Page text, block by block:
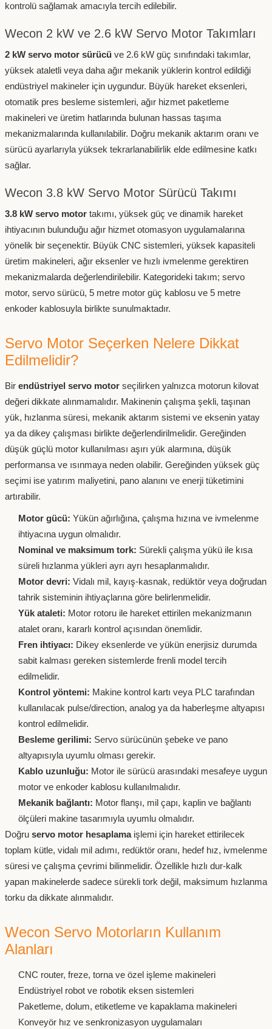
kontrolü sağlamak amacıyla tercih edilebilir.
Wecon 2 kW ve 2.6 kW Servo Motor Takımları
2 kW servo motor sürücü ve 2.6 kW güç sınıfındaki takımlar,
yüksek ataletli veya daha ağır mekanik yüklerin kontrol edildiği
endüstriyel makineler için uygundur. Büyük hareket eksenleri,
otomatik pres besleme sistemleri, ağır hizmet paketleme
makineleri ve üretim hatlarında bulunan hassas taşıma
mekanizmalarında kullanılabilir. Doğru mekanik aktarım oranı ve
sürücü ayarlarıyla yüksek tekrarlanabilirlik elde edilmesine katkı
sağlar.
Wecon 3.8 kW Servo Motor Sürücü Takımı
3.8 kW servo motor takımı, yüksek güç ve dinamik hareket
ihtiyacının bulunduğu ağır hizmet otomasyon uygulamalarına
yönelik bir seçenektir. Büyük CNC sistemleri, yüksek kapasiteli
üretim makineleri, ağır eksenler ve hızlı ivmelenme gerektiren
mekanizmalarda değerlendirilebilir. Kategorideki takım; servo
motor, servo sürücü, 5 metre motor güç kablosu ve 5 metre
enkoder kablosuyla birlikte sunulmaktadır.
Servo Motor Seçerken Nelere Dikkat
Edilmelidir?
Bir endüstriyel servo motor seçilirken yalnızca motorun kilovat
değeri dikkate alınmamalıdır. Makinenin çalışma şekli, taşınan
yük, hızlanma süresi, mekanik aktarım sistemi ve eksenin yatay
ya da dikey çalışması birlikte değerlendirilmelidir. Gereğinden
düşük güçlü motor kullanılması aşırı yük alarmına, düşük
performansa ve ısınmaya neden olabilir. Gereğinden yüksek güç
seçimi ise yatırım maliyetini, pano alanını ve enerji tüketimini
artırabilir.
Motor gücü: Yükün ağırlığına, çalışma hızına ve ivmelenme
ihtiyacına uygun olmalıdır.
Nominal ve maksimum tork: Sürekli çalışma yükü ile kısa
süreli hızlanma yükleri ayrı ayrı hesaplanmalıdır.
Motor devri: Vidalı mil, kayış-kasnak, redüktör veya doğrudan
tahrik sisteminin ihtiyaçlarına göre belirlenmelidir.
Yük ataleti: Motor rotoru ile hareket ettirilen mekanizmanın
atalet oranı, kararlı kontrol açısından önemlidir.
Fren ihtiyacı: Dikey eksenlerde ve yükün enerjisiz durumda
sabit kalması gereken sistemlerde frenli model tercih
edilmelidir.
Kontrol yöntemi: Makine kontrol kartı veya PLC tarafından
kullanılacak pulse/direction, analog ya da haberleşme altyapısı
kontrol edilmelidir.
Besleme gerilimi: Servo sürücünün şebeke ve pano
altyapısıyla uyumlu olması gerekir.
Kablo uzunluğu: Motor ile sürücü arasındaki mesafeye uygun
motor ve enkoder kablosu kullanılmalıdır.
Mekanik bağlantı: Motor flanşı, mil çapı, kaplin ve bağlantı
ölçüleri makine tasarımıyla uyumlu olmalıdır.
Doğru servo motor hesaplamaişlemi için hareket ettirilecek
toplam kütle, vidalı mil adımı, redüktör oranı, hedef hız, ivmelenme
süresi ve çalışma çevrimi bilinmelidir. Özellikle hızlı dur-kalk
yapan makinelerde sadece sürekli tork değil, maksimum hızlanma
torku da dikkate alınmalıdır.
Wecon Servo Motorların Kullanım
Alanları
CNC router, freze, torna ve özel işleme makineleri
Endüstriyel robot ve robotik eksen sistemleri
Paketleme, dolum, etiketleme ve kapaklama makineleri
Konveyör hız ve senkronizasyon uygulamaları